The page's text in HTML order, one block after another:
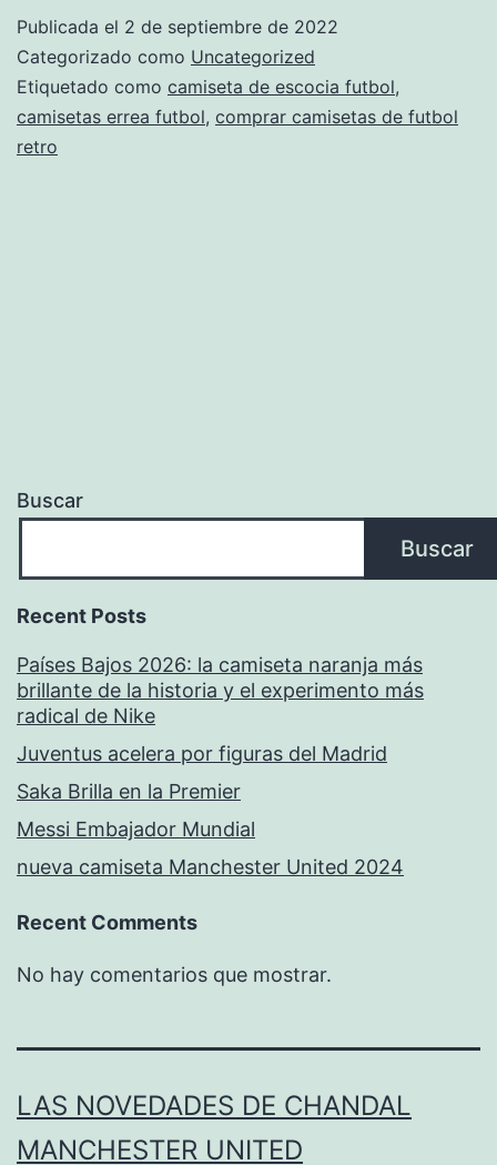
futbol
Publicada el 2 de septiembre de 2022
Categorizado como Uncategorized
Etiquetado como camiseta de escocia futbol,
camisetas errea futbol, comprar camisetas de futbol
retro
Buscar
Buscar
Recent Posts
Países Bajos 2026: la camiseta naranja más
brillante de la historia y el experimento más
radical de Nike
Juventus acelera por figuras del Madrid
Saka Brilla en la Premier
Messi Embajador Mundial
nueva camiseta Manchester United 2024
Recent Comments
No hay comentarios que mostrar.
LAS NOVEDADES DE CHANDAL
MANCHESTER UNITED